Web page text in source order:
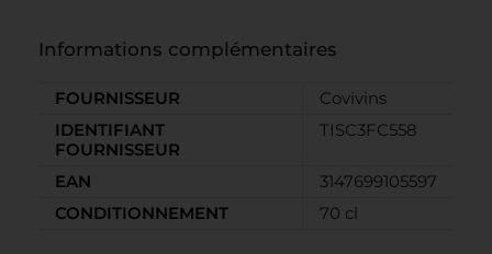
Informations complémentaires
FOURNISSEUR
Covivins
IDENTIFIANT
FOURNISSEUR
TISC3FC558
EAN
3147699105597
CONDITIONNEMENT
70 cl